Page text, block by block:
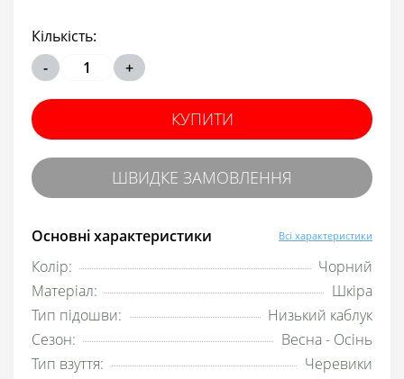
Основні характеристики Всі характеристики
Колір:
Чорний
Матеріал:
Шкіра
Тип підошви:
Низький каблук
Сезон:
Весна - Осінь
Тип взуття:
Черевики
Кількість:
-
+
КУПИТИ
ШВИДКЕ ЗАМОВЛЕННЯ